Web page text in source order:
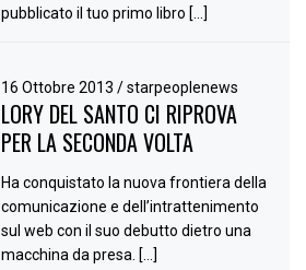
pubblicato il tuo primo libro […]
16 Ottobre 2013/ starpeoplenews
LORY DEL SANTO CI RIPROVA
PER LA SECONDA VOLTA
Ha conquistato la nuova frontiera della
comunicazione e dell’intrattenimento
sul web con il suo debutto dietro una
macchina da presa. […]